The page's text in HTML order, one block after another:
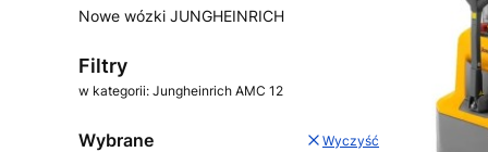
Nowe wózki JUNGHEINRICH
Filtry
w kategorii: Jungheinrich AMC 12
Wybrane Wyczyść